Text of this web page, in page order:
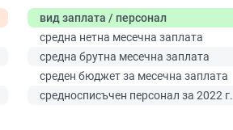
вид заплата / персонал
средна нетна месечна заплата
средна брутна месечна заплата
среден бюджет за месечна заплата
средносписъчен персонал за 2022 г.